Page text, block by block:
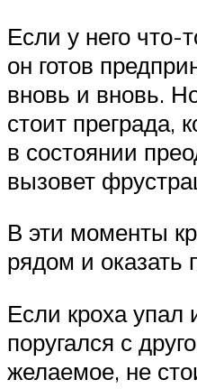
Если у него что-
он готов
вновь и вновь.
стоит преграда,
в состоянии
вызовет
В эти моменты
рядом и оказать
Если кроха упал
поругался с
желаемое, не